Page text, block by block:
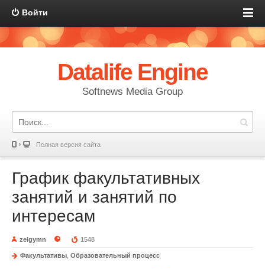
Войти
Datalife Engine
Softnews Media Group
Полная версия сайта
График факультативных
занятий и занятий по
интересам
zelgymn 1548
Факультативы Образовательный процесс